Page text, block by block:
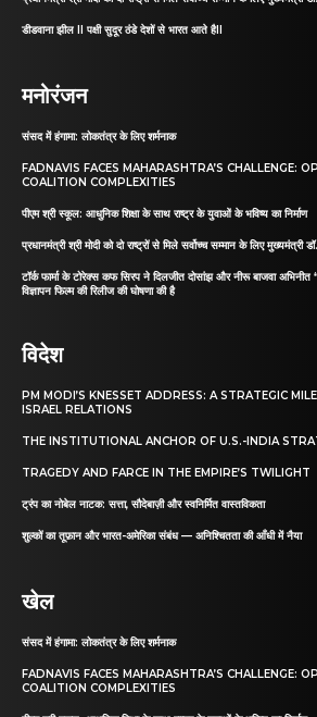
डीडवाना झील II पक्षी सुदूर ठंडे देशों से भारत आते हैII
मनोरंजन
संसद में हंगामा: लोकतंत्र के लिए शर्मनाक
FADNAVIS FACES MAHARASHTRA’S CHALLENGE:
COALITION COMPLEXITIES
पीएम श्री स्कूल: आधुनिक शिक्षा के साथ राष्ट्र के युवाओं के भविष्य का निर्माण
प्रधानमंत्री श्री मोदी को दो राष्ट्रों से मिले सर्वोच्च सम्मान के लिए मुख्यमंत्री
टॉर्क फार्मा के टोरेक्स कफ सिरप ने दिलजीत दोसांझ और नीरू बाजवा
विज्ञापन फिल्म की रिलीज की घोषणा की है
विदेश
PM MODI’S KNESSET ADDRESS: A STRATEGIC
ISRAEL RELATIONS
THE INSTITUTIONAL ANCHOR OF U.S.-INDIA
TRAGEDY AND FARCE IN THE EMPIRE’S TWILIGHT
ट्रंप का नोबेल नाटक: सत्ता, सौदेबाज़ी और स्वनिर्मित वास्तविकता
शुल्कों का तूफ़ान और भारत-अमेरिका संबंध — अनिश्चितता की आँधी में नैया
खेल
संसद में हंगामा: लोकतंत्र के लिए शर्मनाक
FADNAVIS FACES MAHARASHTRA’S CHALLENGE:
COALITION COMPLEXITIES